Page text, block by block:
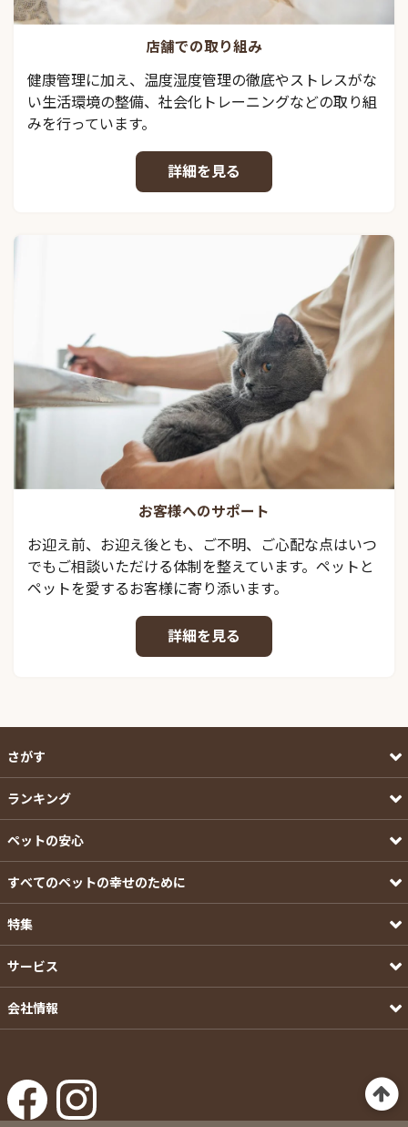
店舗での取り組み
健康管理に加え、温度湿度管理の徹底やストレスがな
い生活環境の整備、社会化トレーニングなどの取り組
みを行っています。
詳細を見る
お客様へのサポート
お迎え前、お迎え後とも、ご不明、ご心配な点はいつ
でもご相談いただける体制を整えています。ペットと
ペットを愛するお客様に寄り添います。
詳細を見る
さがす
ランキング
ペットの安心
すべてのペットの幸せのために
特集
サービス
会社情報